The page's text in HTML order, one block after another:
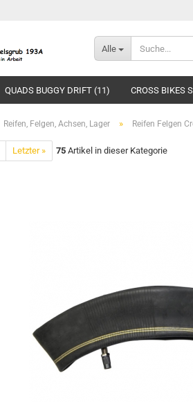
Alle
QUADS BUGGY DRIFT (11) CROSS BIKES
Reifen, Felgen, Achsen, Lager » Reifen Felgen
Letzter » 75 Artikel in dieser Kategorie